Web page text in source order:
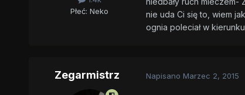
Płeć: Neko
nie uda Ci się to, wiem
ognia poleciał w
Zegarmistrz Napisano Marzec 2, 2015